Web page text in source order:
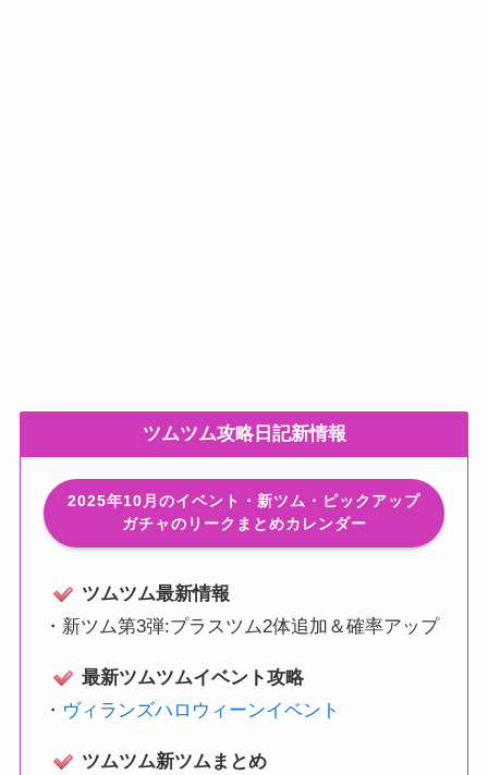
ツムツム攻略日記新情報
2025年10月のイベント・新ツム・ピックアップ
ガチャのリークまとめカレンダー
ツムツム最新情報
・ 新ツム第3弾:プラスツム2体追加＆確率アップ
最新ツムツムイベント攻略
・ ヴィランズハロウィーンイベント
ツムツム新ツムまとめ